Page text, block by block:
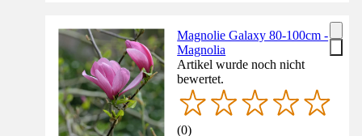
Magnolie Galaxy 80-100cm -
Magnolia
Artikel wurde noch nicht
bewertet.
(0)